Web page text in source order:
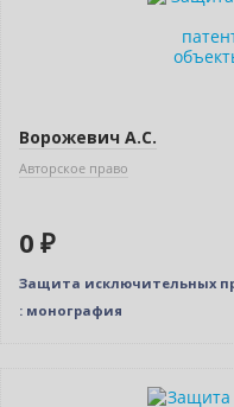
Ворожевич А.С.
Авторское право
0 ₽
Защита исключительных
: монография